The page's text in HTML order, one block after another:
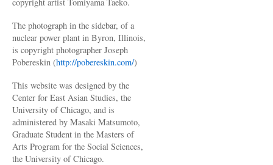
The photograph in the sidebar, of a
nuclear power plant in Byron, Illinois,
is copyright photographer Joseph
Pobereskin (http://pobereskin.com/)
This website was designed by the
Center for East Asian Studies, the
University of Chicago, and is
administered by Masaki Matsumoto,
Graduate Student in the Masters of
Arts Program for the Social Sciences,
the University of Chicago.